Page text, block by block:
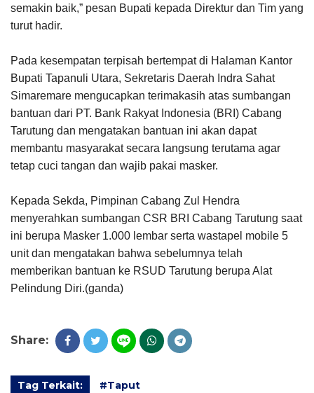
semakin baik,” pesan Bupati kepada Direktur dan Tim yang
turut hadir.
Pada kesempatan terpisah bertempat di Halaman Kantor
Bupati Tapanuli Utara, Sekretaris Daerah Indra Sahat
Simaremare mengucapkan terimakasih atas sumbangan
bantuan dari PT. Bank Rakyat Indonesia (BRI) Cabang
Tarutung dan mengatakan bantuan ini akan dapat
membantu masyarakat secara langsung terutama agar
tetap cuci tangan dan wajib pakai masker.
Kepada Sekda, Pimpinan Cabang Zul Hendra
menyerahkan sumbangan CSR BRI Cabang Tarutung saat
ini berupa Masker 1.000 lembar serta wastapel mobile 5
unit dan mengatakan bahwa sebelumnya telah
memberikan bantuan ke RSUD Tarutung berupa Alat
Pelindung Diri.(ganda)
Share:
Tag Terkait: #Taput